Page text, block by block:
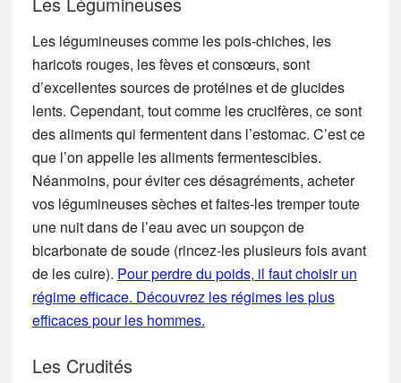
Les légumineuses comme les pois-chiches, les
haricots rouges, les fèves et consœurs, sont
d’excellentes sources de protéines et de glucides
lents. Cependant, tout comme les crucifères, ce sont
des aliments qui fermentent dans l’estomac. C’est ce
que l’on appelle les aliments fermentescibles.
Néanmoins, pour éviter ces désagréments, acheter
vos légumineuses sèches et faites-les tremper toute
une nuit dans de l’eau avec un soupçon de
bicarbonate de soude (rincez-les plusieurs fois avant
de les cuire). Pour perdre du poids, il faut choisir un
régime efficace. Découvrez les régimes les plus
efficaces pour les hommes.
Les Crudités